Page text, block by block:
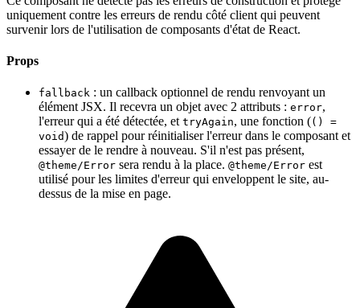
uniquement contre les erreurs de rendu côté client qui peuvent
survenir lors de l'utilisation de composants d'état de React.
Props
fallback : un callback optionnel de rendu renvoyant un
élément JSX. Il recevra un objet avec 2 attributs : error,
l'erreur qui a été détectée, et tryAgain, une fonction (() =
void) de rappel pour réinitialiser l'erreur dans le composant et
essayer de le rendre à nouveau. S'il n'est pas présent,
@theme/Error sera rendu à la place. @theme/Error est
utilisé pour les limites d'erreur qui enveloppent le site, au-
dessus de la mise en page.